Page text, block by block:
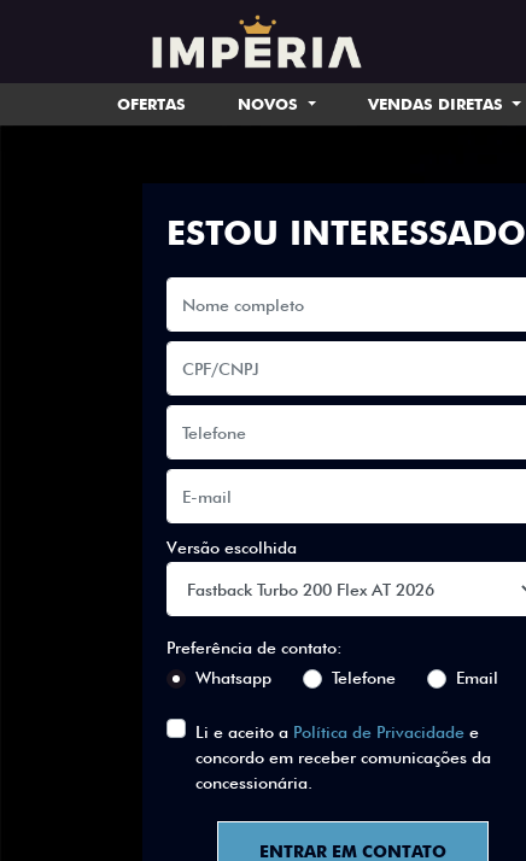
OFERTAS NOVOS VENDAS DIRETAS
ESTOU INTERESSADO
Versão escolhida
Preferência de contato:
Whatsapp
Telefone Email
Li e aceito a Política de Privacidade e
concordo em receber comunicações da
concessionária.
ENTRAR EM CONTATO